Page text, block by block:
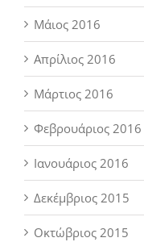
Μάιος 2016
Απρίλιος 2016
Μάρτιος 2016
Φεβρουάριος 2016
Ιανουάριος 2016
Δεκέμβριος 2015
Οκτώβριος 2015